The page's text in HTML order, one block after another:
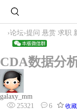
›论坛›提问 悬赏 求职
CDA数据分
galaxy_mm
25321
6 收藏